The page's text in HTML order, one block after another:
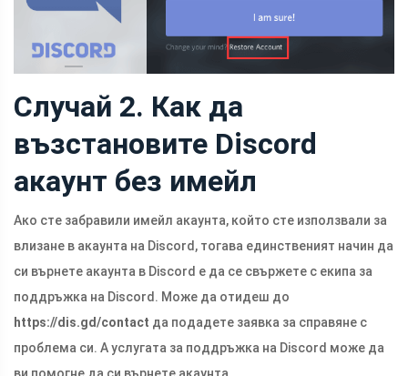
Случай 2. Как да
възстановите Discord
акаунт без имейл
Ако сте забравили имейл акаунта, който сте използвали за
влизане в акаунта на Discord, тогава единственият начин да
си върнете акаунта в Discord е да се свържете с екипа за
поддръжка на Discord. Може да отидеш до
https://dis.gd/contact да подадете заявка за справяне с
проблема си. А услугата за поддръжка на Discord може да